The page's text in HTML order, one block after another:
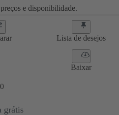
e disponibilidade.
Lista de desejos
Baixar
0
grátis